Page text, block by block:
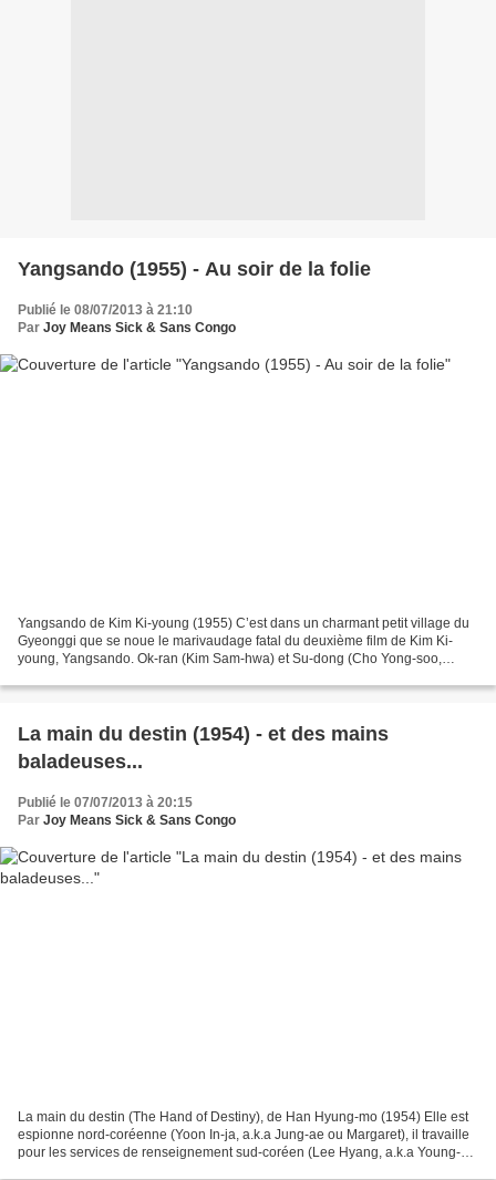
Yangsando (1955) - Au soir de la folie
Publié le 08/07/2013 à 21:10
Par Joy Means Sick & Sans Congo
Yangsando de Kim Ki-young (1955) C’est dans un charmant petit village du
Gyeonggi que se noue le marivaudage fatal du deuxième film de Kim Ki-
young, Yangsando. Ok-ran (Kim Sam-hwa) et Su-dong (Cho Yong-soo,
La main du destin (1954) - et des mains
baladeuses...
Publié le 07/07/2013 à 20:15
Par Joy Means Sick & Sans Congo
La main du destin (The Hand of Destiny), de Han Hyung-mo (1954) Elle est
espionne nord-coréenne (Yoon In-ja, a.k.a Jung-ae ou Margaret), il travaille
pour les services de renseignement sud-coréen (Lee Hyang, a.k.a Young-